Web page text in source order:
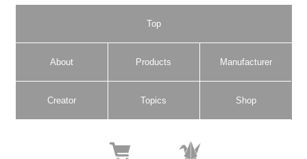
Top
About Products Manufacturer
Creator Topics Shop